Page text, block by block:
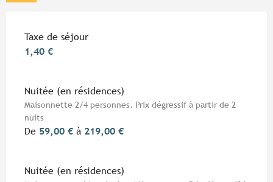
Tarifs 2026
Taxe de séjour
1,40 €
Nuitée (en résidences)
Maisonnette 2/4 personnes. Prix dégressif à partir de 2
nuits
De 59,00 € à 219,00 €
Nuitée (en résidences)